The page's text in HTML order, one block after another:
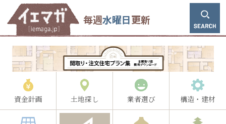
毎週水曜日更新
資金計画 土地探し 業者選び 構造・建材